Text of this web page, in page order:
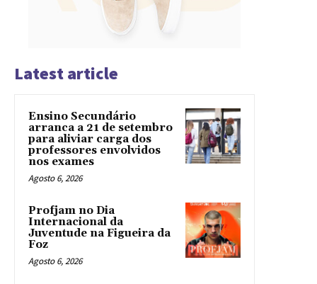
Latest article
Ensino Secundário
arranca a 21 de setembro
para aliviar carga dos
professores envolvidos
nos exames
Agosto 6, 2026
Profjam no Dia
Internacional da
Juventude na Figueira da
Foz
Agosto 6, 2026